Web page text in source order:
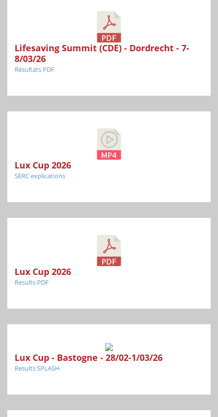
Lifesaving Summit (CDE) - Dordrecht - 7-
8/03/26
Résultats PDF
Lux Cup 2026
SERC explications
Lux Cup 2026
Results PDF
Lux Cup - Bastogne - 28/02-1/03/26
Results SPLASH